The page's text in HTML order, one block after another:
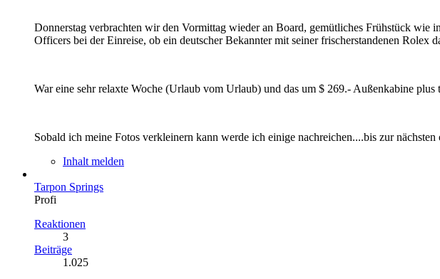
Donnerstag verbrachten wir den Vormittag wieder an Board, gemütliches Frühstück wie
Officers bei der Einreise, ob ein deutscher Bekannter mit seiner frischerstandenen Rolex
War eine sehr relaxte Woche (Urlaub vom Urlaub) und das um $ 269.- Außenkabine plus
Sobald ich meine Fotos verkleinern kann werde ich einige nachreichen....bis zur nächsten
Inhalt melden
Tarpon Springs
Profi
Reaktionen
3
Beiträge
1.025